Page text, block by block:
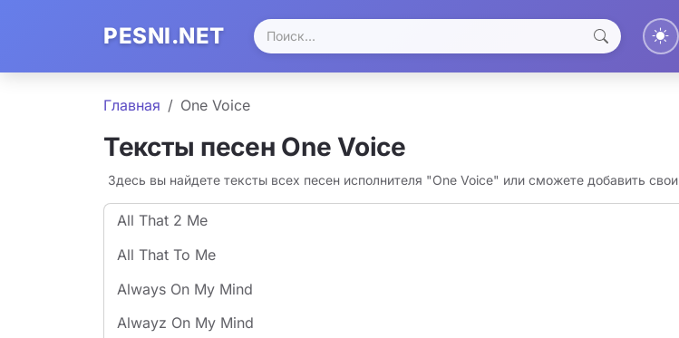
PESNI.NET
Главная One Voice
Тексты песен One Voice
Здесь вы найдете тексты всех песен исполнителя "One Voice" или сможете добавить свои
All That 2 Me
All That To Me
Always On My Mind
Alwayz On My Mind